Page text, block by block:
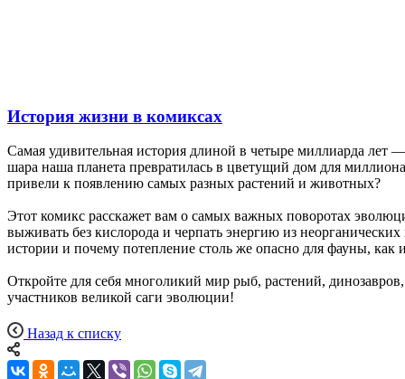
История жизни в комиксах
Самая удивительная история длиной в четыре миллиарда лет
шара наша планета превратилась в цветущий дом для
привели к появлению самых разных растений и животных?
Этот комикс расскажет вам о самых важных поворотах
выживать без кислорода и черпать энергию из
истории и почему потепление столь же опасно для фауны, как
Откройте для себя многоликий мир рыб, растений,
участников великой саги эволюции!
Назад к списку